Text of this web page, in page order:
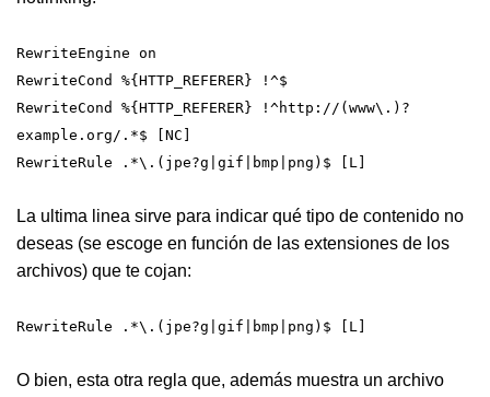
RewriteEngine on
RewriteCond %{HTTP_REFERER} !^$
RewriteCond %{HTTP_REFERER} !^http://(www\.)?
example.org/.*$ [NC]
RewriteRule .*\.(jpe?g|gif|bmp|png)$ [L]
La ultima linea sirve para indicar qué tipo de contenido no
deseas (se escoge en función de las extensiones de los
archivos) que te cojan:
RewriteRule .*\.(jpe?g|gif|bmp|png)$ [L]
O bien, esta otra regla que, además muestra un archivo